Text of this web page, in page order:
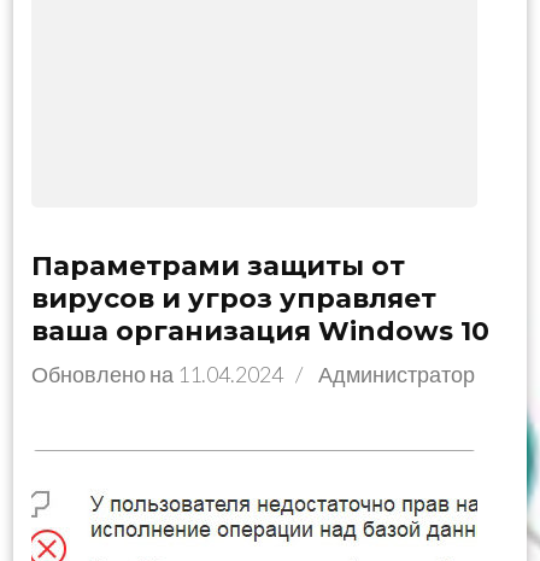
Параметрами защиты от
вирусов и угроз управляет
ваша организация Windows 10
Обновлено на 11.04.2024 / Администратор